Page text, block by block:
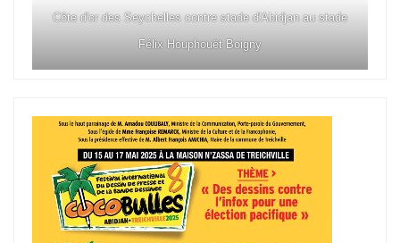
Côte d'or des Seychelles contre stade d'Abidjan au stade
Félix Houphouët Boigny